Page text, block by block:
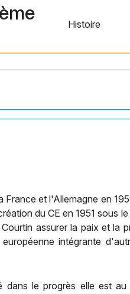
Histoire
et l'Allemagne en
du CE en 1951 sous
assurer la paix et la
intégrante
dans le progrès elle est au